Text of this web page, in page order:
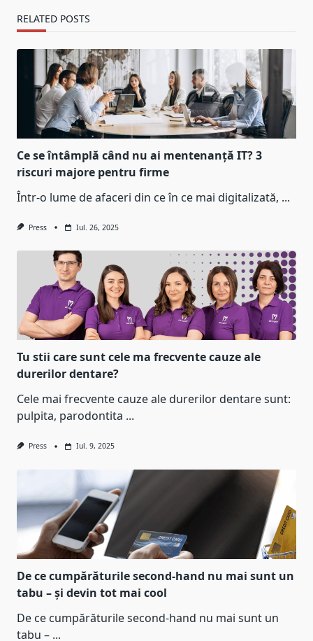
RELATED POSTS
Ce se întâmplă când nu ai mentenanță IT? 3
riscuri majore pentru firme
Într-o lume de afaceri din ce în ce mai digitalizată, ...
Press Iul. 26, 2025
Tu stii care sunt cele ma frecvente cauze ale
durerilor dentare?
Cele mai frecvente cauze ale durerilor dentare sunt:
pulpita, parodontita ...
Press Iul. 9, 2025
De ce cumpărăturile second-hand nu mai sunt un
tabu – și devin tot mai cool
De ce cumpărăturile second-hand nu mai sunt un
tabu – ...